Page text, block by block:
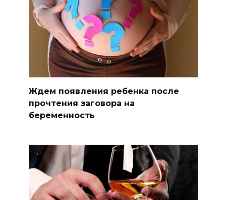
Ждем появления ребенка после
прочтения заговора на
беременность